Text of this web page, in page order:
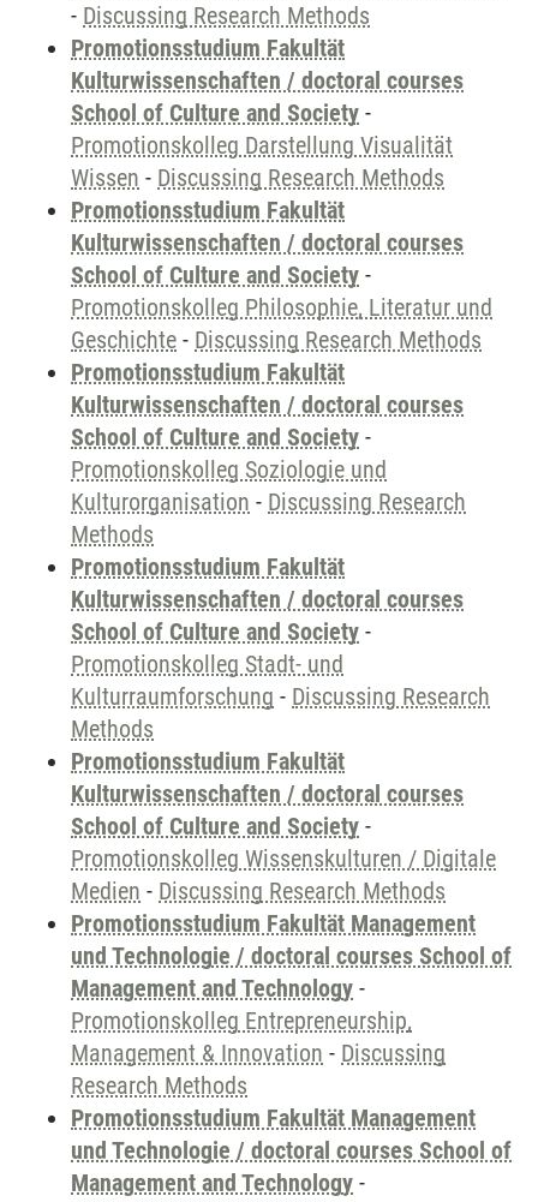
- Discussing Research Methods
Promotionsstudium Fakultät
Kulturwissenschaften / doctoral courses
School of Culture and Society -
Promotionskolleg Darstellung Visualität
Wissen - Discussing Research Methods
Promotionsstudium Fakultät
Kulturwissenschaften / doctoral courses
School of Culture and Society -
Promotionskolleg Philosophie, Literatur und
Geschichte - Discussing Research Methods
Promotionsstudium Fakultät
Kulturwissenschaften / doctoral courses
School of Culture and Society -
Promotionskolleg Soziologie und
Kulturorganisation - Discussing Research
Methods
Promotionsstudium Fakultät
Kulturwissenschaften / doctoral courses
School of Culture and Society -
Promotionskolleg Stadt- und
Kulturraumforschung - Discussing Research
Methods
Promotionsstudium Fakultät
Kulturwissenschaften / doctoral courses
School of Culture and Society -
Promotionskolleg Wissenskulturen / Digitale
Medien - Discussing Research Methods
Promotionsstudium Fakultät Management
und Technologie / doctoral courses School of
Management and Technology -
Promotionskolleg Entrepreneurship,
Management & Innovation - Discussing
Research Methods
Promotionsstudium Fakultät Management
und Technologie / doctoral courses School of
Management and Technology -